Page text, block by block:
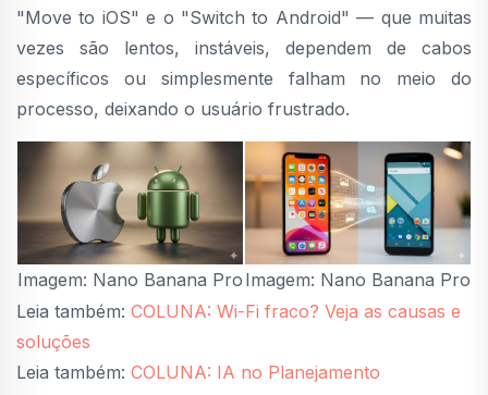
"Move to iOS" e o "Switch to Android" — que muitas
vezes são lentos, instáveis, dependem de cabos
específicos ou simplesmente falham no meio do
processo, deixando o usuário frustrado.
Imagem: Nano Banana Pro Imagem: Nano Banana Pro
Leia também: COLUNA: Wi-Fi fraco? Veja as causas e
soluções
Leia também: COLUNA: IA no Planejamento